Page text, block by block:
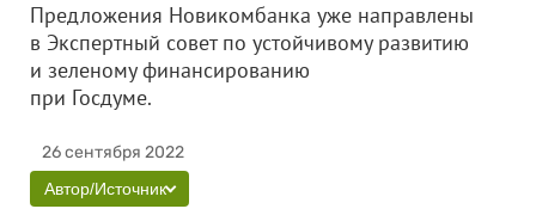
Предложения Новикомбанка уже направлены
в Экспертный совет по устойчивому развитию
и зеленому финансированию
при Госдуме.
26 сентября 2022
Автор/Источник